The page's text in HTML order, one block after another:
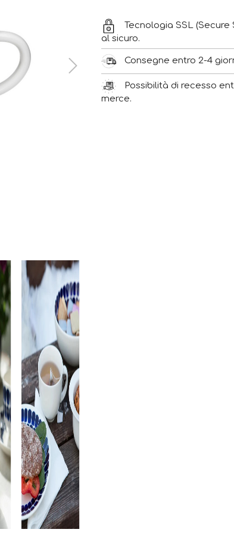
Tecnologia SSL
al sicuro.
Consegne entro 2-4
Possibilità di recesso
merce.